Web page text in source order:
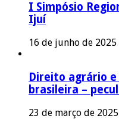
I Simpósio
Ijuí
16 de junho de 2025
Direito agrário
brasileira –
23 de março de 2025